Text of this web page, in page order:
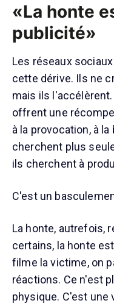
«La honte
publicité»
Les réseaux
cette dérive. Ils ne
mais ils
offrent une
à la provocation, à
cherchent plus
ils cherchent à
C'est un
La honte, autrefois,
certains, la honte
filme la victime, on
réactions. Ce n'est
physique. C'est une